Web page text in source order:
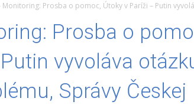
Monitoring: Prosba o pomoc, Útoky v Paríži – Putin
Prosba o
vyvoláva
Správy Českej